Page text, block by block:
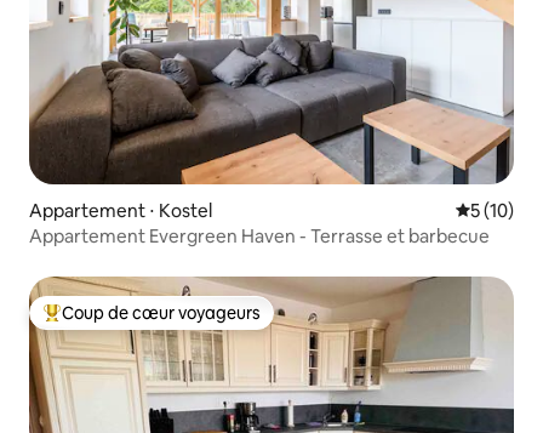
Appartement ⋅ Kostel
5 (10)
Appartement Evergreen Haven - Terrasse et barbecue
Coups de cœur voyageurs les plus appréciés
Coup de cœur voyageurs